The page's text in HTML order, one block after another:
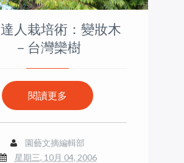
人栽培術：變妝木
－台灣欒樹
閱讀更多
園藝文摘編輯部
星期三, 10月 04, 2006